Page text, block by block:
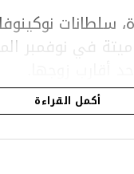
سلطانات
عاما، ميتة في نوفمبر
الشرعي،
الدماغ، وكانت
هناك كدمات
أكمل القراءة